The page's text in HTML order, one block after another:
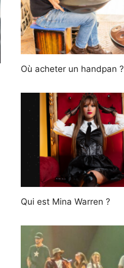
Où acheter un handpan ?
Qui est Mina Warren ?